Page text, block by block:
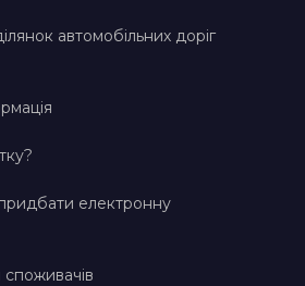
автомобільних доріг
електронну